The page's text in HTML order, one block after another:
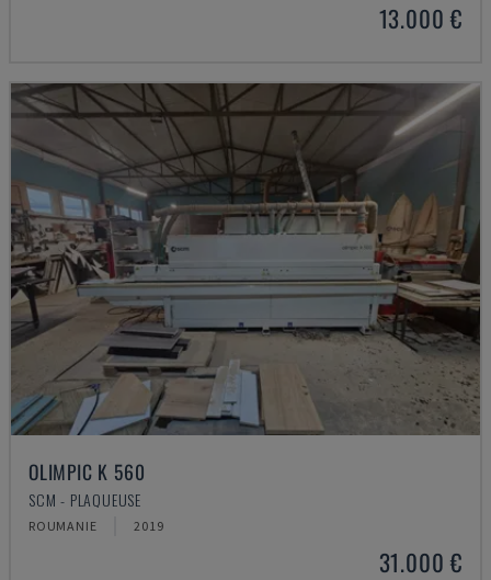
13.000 €
OLIMPIC K 560
SCM - PLAQUEUSE
ROUMANIE 2019
31.000 €